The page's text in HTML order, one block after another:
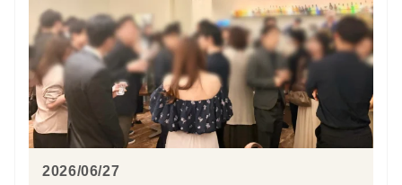
2026/06/27